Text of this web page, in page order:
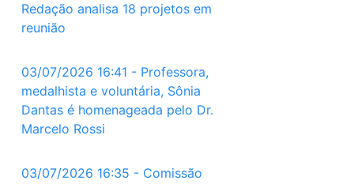
Redação analisa 18 projetos em
reunião
03/07/2026 16:41 - Professora,
medalhista e voluntária, Sônia
Dantas é homenageada pelo Dr.
Marcelo Rossi
03/07/2026 16:35 - Comissão